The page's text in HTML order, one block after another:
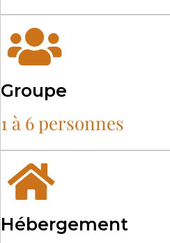
Groupe
1 à 6 personnes
Hébergement